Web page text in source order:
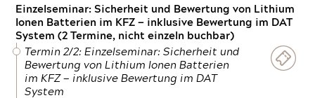
Einzelseminar: Sicherheit und Bewertung von Lithium
Ionen Batterien im KFZ — inklusive Bewertung im DAT
System (2 Termine, nicht einzeln buchbar)
Termin 2/2: Einzelseminar: Sicherheit und
Bewertung von Lithium Ionen Batterien
im KFZ — inklusive Bewertung im DAT
System